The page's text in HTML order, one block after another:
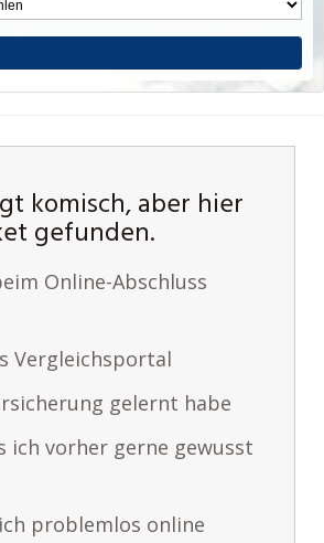
komisch, aber hier
gefunden.
Online-Abschluss
Vergleichsportal
gelernt habe
ich vorher gerne gewusst
problemlos online